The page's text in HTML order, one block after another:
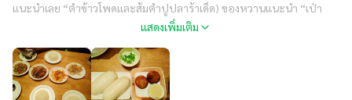
แนะนำเลย “ตำข้าวโพดและส้มตำปูปลาร้าเด็ด) ของหวานแนะนำ “เป่า
สังขยาและเป่าทอด” 🍞ร้านนี้ไม่มีที่จอดรถน๊าา รับบัตรเครดิต Wi-Fi ฟรี
และมี Delivery ด้วย #ร้านไม่ลับย่านอารีย์ รถไฟ BTS ลงสถานีอารีย์ก็ถึง
เลยค่ะ
แสดงเพิ่มเติม